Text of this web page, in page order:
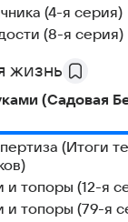
(4-я серия)
(8-я серия)
жизнь
(Садовая
(Итоги
и топоры (12-я
и топоры (79-я